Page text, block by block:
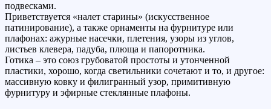
подвесками.
Приветствуется «налет старины» (искусственное
патинирование), а также орнаменты на фурнитуре или
плафонах: ажурные насечки, плетения, узоры из углов,
листьев клевера, падуба, плюща и папоротника.
Готика – это союз грубоватой простоты и утонченной
пластики, хорошо, когда светильники сочетают и то, и другое:
массивную ковку и филигранный узор, примитивную
фурнитуру и эфирные стеклянные плафоны.